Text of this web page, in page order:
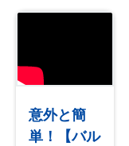
意外と簡
単！【バル